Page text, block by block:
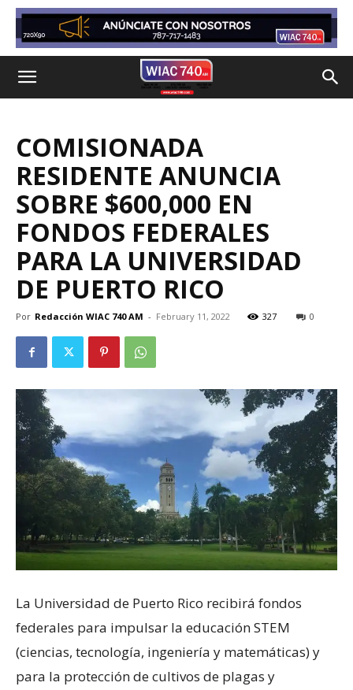
COMISIONADA
RESIDENTE ANUNCIA
SOBRE $600,000 EN
FONDOS FEDERALES
PARA LA UNIVERSIDAD
DE PUERTO RICO
Por Redacción WIAC 740 AM - February 11, 2022 327 0
La Universidad de Puerto Rico recibirá fondos
federales para impulsar la educación STEM
(ciencias, tecnología, ingeniería y matemáticas) y
para la protección de cultivos de plagas y